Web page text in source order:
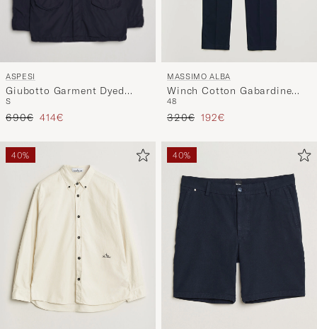
ASPESI
Giubotto Garment Dyed
Field Jacket Navy
S
Precio ordinario
690€ Precio reducido
414€
MASSIMO ALBA
Winch Cotton Gabardine
Trousers Navy
48
Precio ordinario
320€ Precio reducido
192€
40% 40%